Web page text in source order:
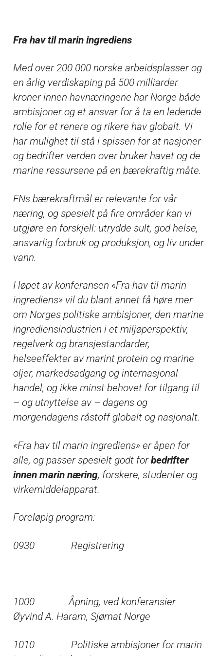
Fra hav til marin ingrediens
Med over 200 000 norske arbeidsplasser og
en årlig verdiskaping på 500 milliarder
kroner innen havnæringene har Norge både
ambisjoner og et ansvar for å ta en ledende
rolle for et renere og rikere hav globalt. Vi
har mulighet til stå i spissen for at nasjoner
og bedrifter verden over bruker havet og de
marine ressursene på en bærekraftig måte.
FNs bærekraftmål er relevante for vår
næring, og spesielt på fire områder kan vi
utgjøre en forskjell: utrydde sult, god helse,
ansvarlig forbruk og produksjon, og liv under
vann.
I løpet av konferansen «Fra hav til marin
ingrediens» vil du blant annet få høre mer
om Norges politiske ambisjoner, den marine
ingrediensindustrien i et miljøperspektiv,
regelverk og bransjestandarder,
helseeffekter av marint protein og marine
oljer, markedsadgang og internasjonal
handel, og ikke minst behovet for tilgang til
– og utnyttelse av – dagens og
morgendagens råstoff globalt og nasjonalt.
«Fra hav til marin ingrediens» er åpen for
alle, og passer spesielt godt forbedrifter
innen marin næring, forskere, studenter og
virkemiddelapparat.
Foreløpig program:
0930 Registrering
1000 Åpning, ved konferansier
Øyvind A. Haram, Sjømat Norge
1010 Politiske ambisjoner for marin